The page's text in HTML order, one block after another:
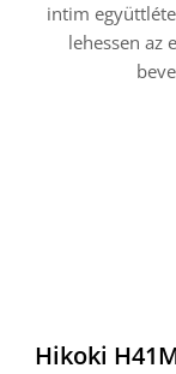
intim
lehessen az
Hikoki